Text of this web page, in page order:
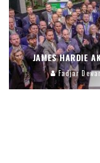
JAMES HARDIE
Fadjar